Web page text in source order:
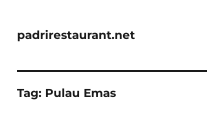
padrirestaurant.net
Tag: Pulau Emas